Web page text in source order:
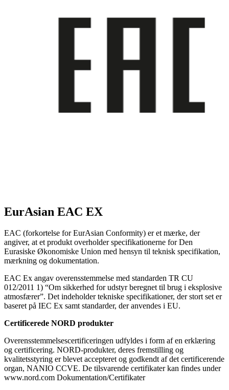
EurAsian EAC EX
EAC (forkortelse for EurAsian Conformity) er et mærke, der
angiver, at et produkt overholder specifikationerne for Den
Eurasiske Økonomiske Union med hensyn til teknisk specifikation,
mærkning og dokumentation.
EAC Ex angav overensstemmelse med standarden TR CU
012/2011 1) “Om sikkerhed for udstyr beregnet til brug i eksplosive
atmosfærer”. Det indeholder tekniske specifikationer, der stort set er
baseret på IEC Ex samt standarder, der anvendes i EU.
Certificerede NORD produkter
Overensstemmelsescertificeringen udfyldes i form af en erklæring
og certificering. NORD-produkter, deres fremstilling og
kvalitetsstyring er blevet accepteret og godkendt af det certificerende
organ, NANIO CCVE. De tilsvarende certifikater kan findes under
www.nord.com Dokumentation/Certifikater